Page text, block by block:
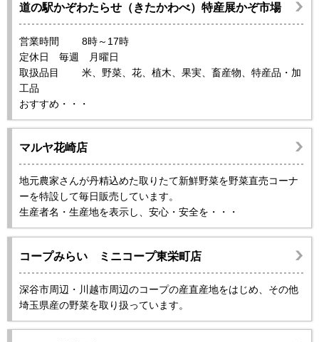
道の駅かぞわたらせ（きたかわべ）特産展かぞ市場
営業時間 8時～17時
定休日 毎週 月曜日
取扱品目 米、野菜、花、植木、果実、畜産物、特産品・加
工品
おすすめ・・・
マルヤ花崎店
地元農家さんが丹精込めた取りたて新鮮野菜を野菜直売コーナ
ーを特設して毎日販売しています。
生産者名・生産地を表示し、安心・安全を・・・
コープみらい ミニコープ東栄町店
深谷市周辺・川越市周辺のコープの産直産地をはじめ、その他
埼玉県産の野菜を取り扱っています。